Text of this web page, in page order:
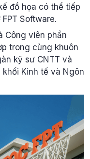
đồ họa có thể tiếp
Software.
Công viên phần
trong cùng khuôn
kỹ sư CNTT và
Kinh tế và Ngôn